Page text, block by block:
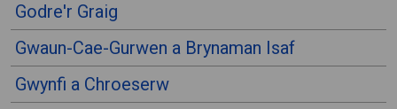
Godre'r Graig
Gwaun-Cae-Gurwen a Brynaman Isaf
Gwynfi a Chroeserw